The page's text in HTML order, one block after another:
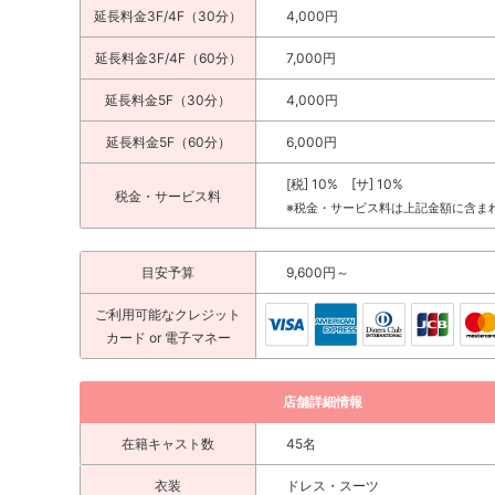
延長料金3F/4F（30分） 4,000円
延長料金3F/4F（60分） 7,000円
延長料金5F（30分） 4,000円
延長料金5F（60分） 6,000円
税金・サービス料
[税] 10% [サ] 10%
※税金・サービス料は上記金額に含ま
目安予算 9,600円～
ご利用可能なクレジット
カード or 電子マネー
店舗詳細情報
在籍キャスト数 45名
衣装 ドレス・スーツ